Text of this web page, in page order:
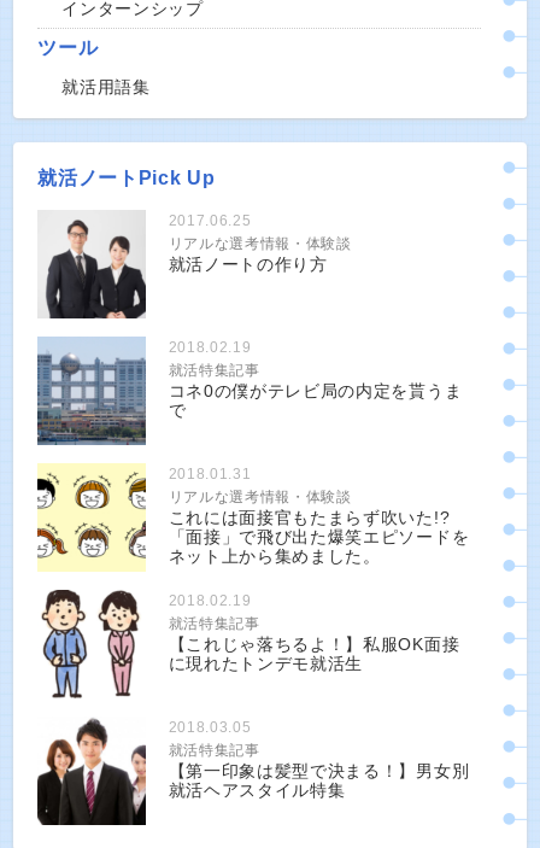
インターンシップ
ツール
就活用語集
就活ノートPick Up
2017.06.25
リアルな選考情報・体験談
就活ノートの作り方
2018.02.19
就活特集記事
コネ0の僕がテレビ局の内定を貰うま
で
2018.01.31
リアルな選考情報・体験談
これには面接官もたまらず吹いた!?
「面接」で飛び出た爆笑エピソードを
ネット上から集めました。
2018.02.19
就活特集記事
【これじゃ落ちるよ！】私服OK面接
に現れたトンデモ就活生
2018.03.05
就活特集記事
【第一印象は髪型で決まる！】男女別
就活ヘアスタイル特集